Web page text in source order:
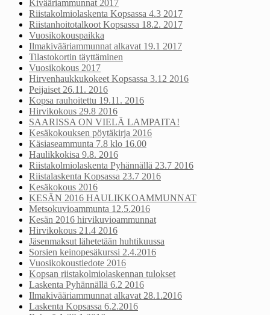
Kivääriammunnat 2017
Riistakolmiolaskenta Kopsassa 4.3 2017
Riistanhoitotalkoot Kopsassa 18.2. 2017
Vuosikokouspaikka
Ilmakivääriammunnat alkavat 19.1 2017
Tilastokortin täyttäminen
Vuosikokous 2017
Hirvenhaukkukokeet Kopsassa 3.12 2016
Peijaiset 26.11. 2016
Kopsa rauhoitettu 19.11. 2016
Hirvikokous 29.8 2016
SAARISSA ON VIELÄ LAMPAITA!
Kesäkokouksen pöytäkirja 2016
Käsiaseammunta 7.8 klo 16.00
Haulikkokisa 9.8. 2016
Riistakolmiolaskenta Pyhännällä 23.7 2016
Riistalaskenta Kopsassa 23.7 2016
Kesäkokous 2016
KESÄN 2016 HAULIKKOAMMUNNAT
Metsokuvioammunta 12.5.2016
Kesän 2016 hirvikuvioammunnat
Hirvikokous 21.4 2016
Jäsenmaksut lähetetään huhtikuussa
Sorsien keinopesäkurssi 2.4.2016
Vuosikokoustiedote 2016
Kopsan riistakolmiolaskennan tulokset
Laskenta Pyhännällä 6.2 2016
Ilmakivääriammunnat alkavat 28.1.2016
Laskenta Kopsassa 6.2.2016